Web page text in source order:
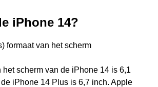
iPhone 14?
formaat van het scherm
het scherm van de iPhone 14 is 6,1
iPhone 14 Plus is 6,7 inch. Apple